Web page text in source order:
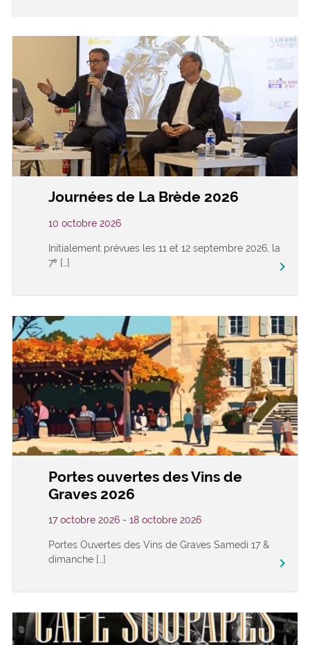
Journées de La Brède 2026
10 octobre 2026
Initialement prévues les 11 et 12 septembre 2026, la
7ᵉ […]
keyboard_arrow_right
Portes ouvertes des Vins de
Graves 2026
17 octobre 2026 - 18 octobre 2026
Portes Ouvertes des Vins de Graves Samedi 17 &
dimanche […]
keyboard_arrow_right